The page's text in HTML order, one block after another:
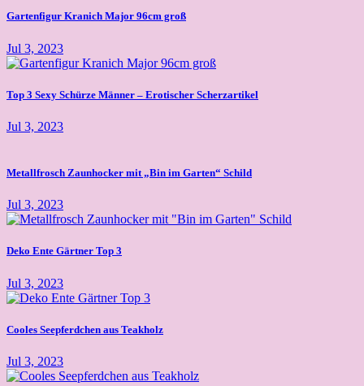
Gartenfigur Kranich Major 96cm groß
Jul 3, 2023
Top 3 Sexy Schürze Männer – Erotischer Scherzartikel
Jul 3, 2023
Metallfrosch Zaunhocker mit „Bin im Garten“ Schild
Jul 3, 2023
Deko Ente Gärtner Top 3
Jul 3, 2023
Cooles Seepferdchen aus Teakholz
Jul 3, 2023